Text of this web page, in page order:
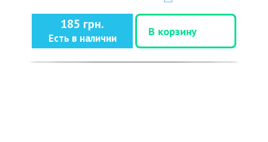
185 грн.
Есть в наличии
В корзину